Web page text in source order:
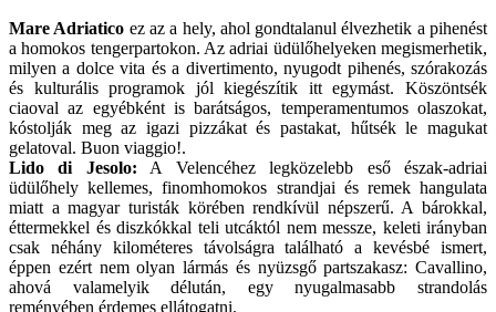
Mare Adriatico ez az a hely, ahol gondtalanul élvezhetik a pihenést
a homokos tengerpartokon. Az adriai üdülőhelyeken megismerhetik,
milyen a dolce vita és a divertimento, nyugodt pihenés, szórakozás
és kulturális programok jól kiegészítik itt egymást. Köszöntsék
ciaoval az egyébként is barátságos, temperamentumos olaszokat,
kóstolják meg az igazi pizzákat és pastakat, hűtsék le magukat
gelatoval. Buon viaggio!.
Lido di Jesolo: A Velencéhez legközelebb eső észak-adriai
üdülőhely kellemes, finomhomokos strandjai és remek hangulata
miatt a magyar turisták körében rendkívül népszerű. A bárokkal,
éttermekkel és diszkókkal teli utcáktól nem messze, keleti irányban
csak néhány kilométeres távolságra található a kevésbé ismert,
éppen ezért nem olyan lármás és nyüzsgő partszakasz: Cavallino,
ahová valamelyik délután, egy nyugalmasabb strandolás
reményében érdemes ellátogatni.